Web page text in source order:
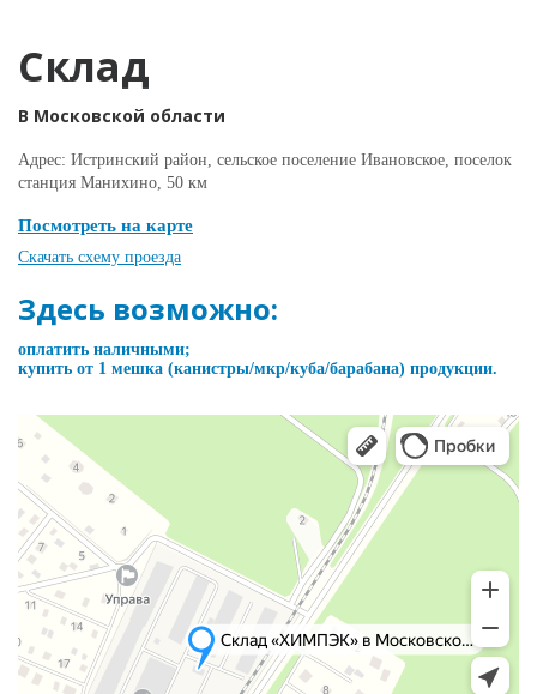
Склад
В Московской области
Адрес: Истринский район, сельское поселение Ивановское, поселок
станция Манихино, 50 км
Посмотреть на карте
Скачать схему проезда
Здесь возможно:
оплатить наличными;
купить от 1 мешка (канистры/мкр/куба/барабана) продукции.